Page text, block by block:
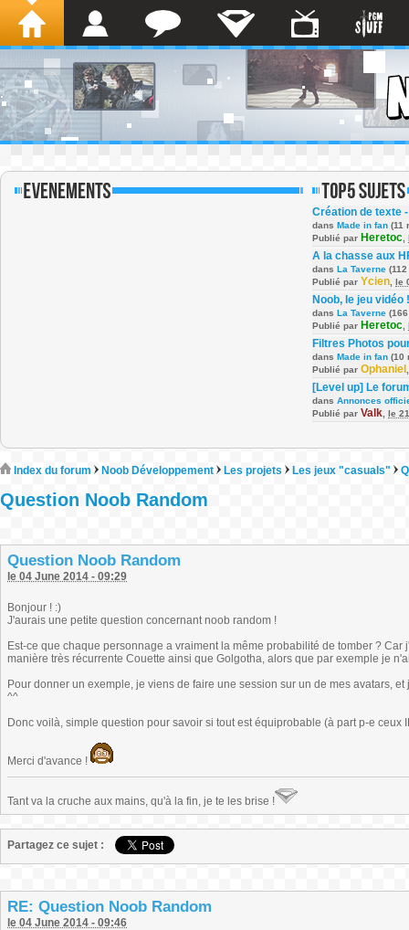
Création de texte
dans Made in fan (11
Publié par Heretoc
A la chasse aux
dans La Taverne
Publié par Ycien le
Noob, le jeu vidéo !
dans La Taverne
Publié par Heretoc
Filtres Photos
dans Made in fan (10
Publié par Ophaniel
[Level up] Le
dans Annonces
Publié par Valk le
Index du forum Noob Développement Les projets Les jeux "casuals"
Question Noob Random
Question Noob Random
le 04 June 2014 - 09:29
Bonjour ! :)
J'aurais une petite question concernant noob random !
Est-ce que chaque personnage a vraiment la même probabilité de tomber ?
manière très récurrente Couette ainsi que Golgotha, alors que par exemple je
Pour donner un exemple, je viens de faire une session sur un de mes avatars,
^^
Donc voilà, simple question pour savoir si tout est équiprobable (à part p-e ceux
Merci d'avance !
Tant va la cruche aux mains, qu'à la fin, je te les brise !
Partagez ce sujet :
RE: Question Noob Random
le 04 June 2014 - 09:46